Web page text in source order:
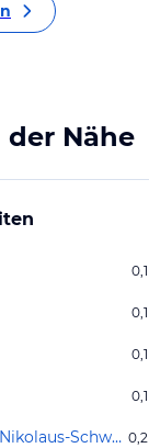
Nähe
0,1
0,1
0,1
0,1
Samiclaus-Schwimmen (Nikolaus-Schwimmen) 0,2